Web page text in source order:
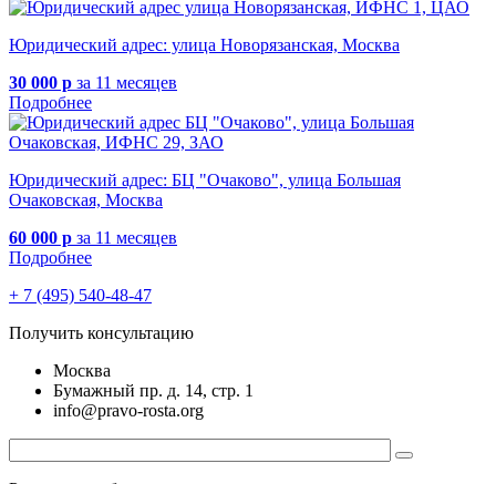
Юридический адрес: улица Новорязанская, Москва
30 000 р за 11 месяцев
Подробнее
Юридический адрес: БЦ "Очаково", улица Большая
Очаковская, Москва
60 000 р за 11 месяцев
Подробнее
+ 7 (495) 540-48-47
Получить консультацию
Москва
Бумажный пр. д. 14, стр. 1
info@pravo-rosta.org